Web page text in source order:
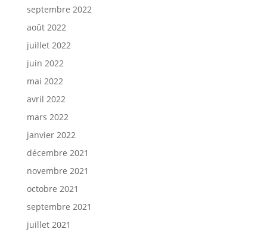
septembre 2022
août 2022
juillet 2022
juin 2022
mai 2022
avril 2022
mars 2022
janvier 2022
décembre 2021
novembre 2021
octobre 2021
septembre 2021
juillet 2021